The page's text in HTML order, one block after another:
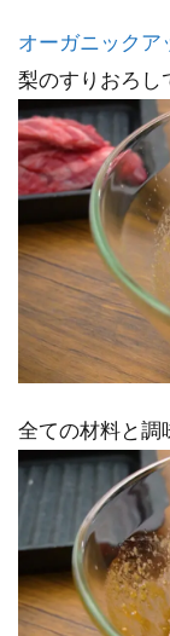
オーガニックア
梨のすりおろし
全ての材料と調